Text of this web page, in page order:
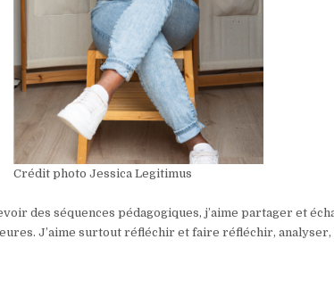
Crédit photo Jessica Legitimus
des séquences pédagogiques, j’aime partager et
J’aime surtout réfléchir et faire réfléchir,